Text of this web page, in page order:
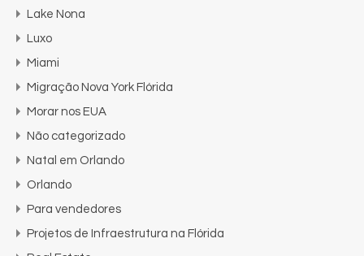
Lake Nona
Luxo
Miami
Migração Nova York Flórida
Morar nos EUA
Não categorizado
Natal em Orlando
Orlando
Para vendedores
Projetos de Infraestrutura na Flórida